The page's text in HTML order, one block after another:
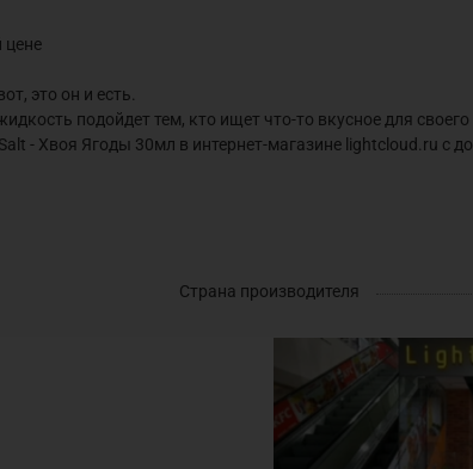
цене
это он и есть.
подойдет тем, кто ищет что-то вкусное для
- Хвоя Ягоды 30мл в интернет-магазине lightcloud.ru с
Страна производителя